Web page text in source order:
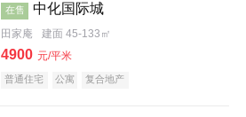
在售 中化国际城
田家庵 建面 45-133㎡
4900 元/平米
普通住宅 公寓 复合地产